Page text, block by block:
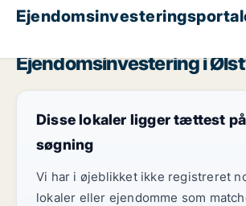
Ejendomsinvestering i
Disse lokaler ligger tættest
søgning
Vi har i øjeblikket ikke registreret
lokaler eller ejendomme som